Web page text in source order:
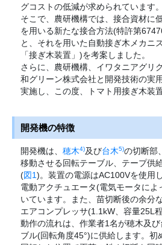
グコストの低減が求められています。
そこで、農研機構では、接合資材に
を用いる新たな接合方法(特許第
と、それを用いた自動接ぎ木メカニ
「接ぎ木装置」)を考案しました。
さらに、農研機構、イワタニアグリ
和グリーン株式会社と開発技術の実
実施し、この度、トマト用接ぎ木装
開発機の特徴
開発機は、 穂木4)及び台木5)の切断部
移動させる回転テーブル、テープ供
(図1)。装置の電源はAC100Vを使用
電動アクチュエータ(電気モータによ
いています。また、苗切断後の余分
エアコンプレッサ(1.1kW、容量25L
動作の流れは、作業者1名が穂木及
ブル(回転角度45°)に供給します。初